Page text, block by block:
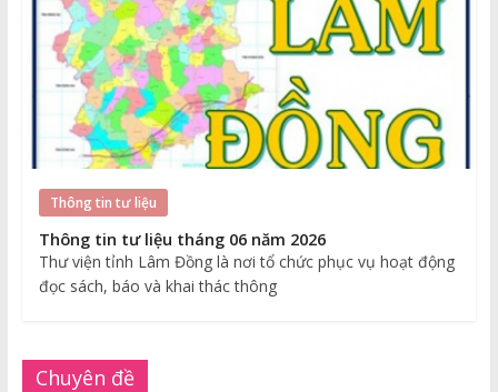
Thông tin tư liệu
Thông tin tư liệu tháng 06 năm 2026
Thư viện tỉnh Lâm Đồng là nơi tổ chức phục vụ hoạt động
đọc sách, báo và khai thác thông
Chuyên đề